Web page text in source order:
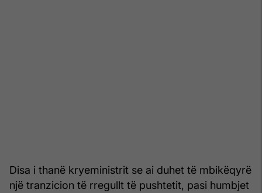
Disa i thanë kryeministrit se ai duhet të mbikëqyrë
një tranzicion të rregullt të pushtetit, pasi humbjet